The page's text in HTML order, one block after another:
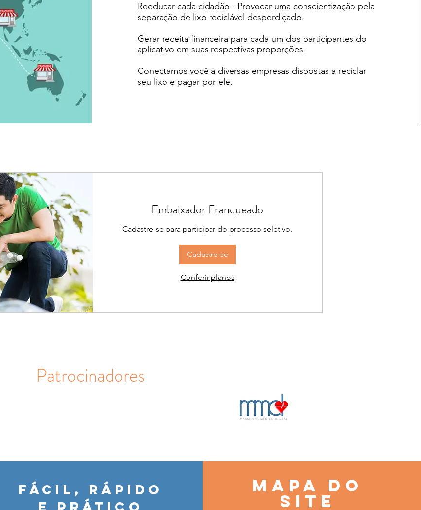
Reeducar cada cidadão - Provocar uma conscientização pela
separação de lixo reciclável desperdiçado.
Gerar receita financeira para cada um dos participantes do
aplicativo em suas respectivas proporções.
Conectamos você à diversas empresas dispostas a reciclar
seu lixo e pagar por ele.
Embaixador Franqueado
Cadastre-se para participar do processo seletivo.
Cadastre-se
Conferir planos
Patrocinadores
FÁCIL, RÁPIDO
E PRÁTICO
MAPA DO
SITE